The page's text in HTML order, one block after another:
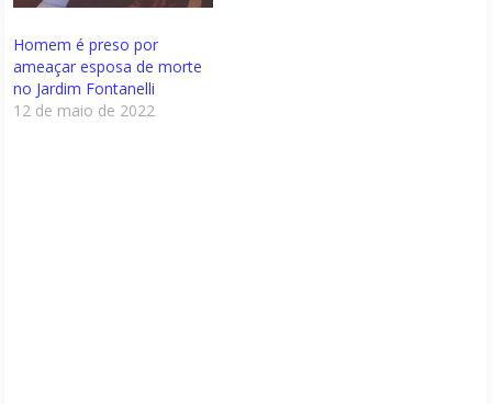
Homem é preso por
ameaçar esposa de morte
no Jardim Fontanelli
12 de maio de 2022